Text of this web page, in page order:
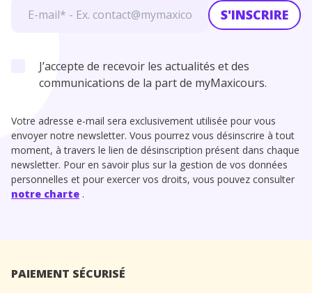
S'INSCRIRE
J’accepte de recevoir les actualités et des
communications de la part de myMaxicours.
Votre adresse e-mail sera exclusivement utilisée pour vous
envoyer notre newsletter. Vous pourrez vous désinscrire à tout
moment, à travers le lien de désinscription présent dans chaque
newsletter. Pour en savoir plus sur la gestion de vos données
personnelles et pour exercer vos droits, vous pouvez consulter
notre charte .
PAIEMENT SÉCURISÉ